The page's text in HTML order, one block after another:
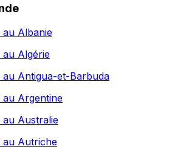
au Albanie
au Algérie
au Antigua-et-Barbuda
au Argentine
au Australie
au Autriche